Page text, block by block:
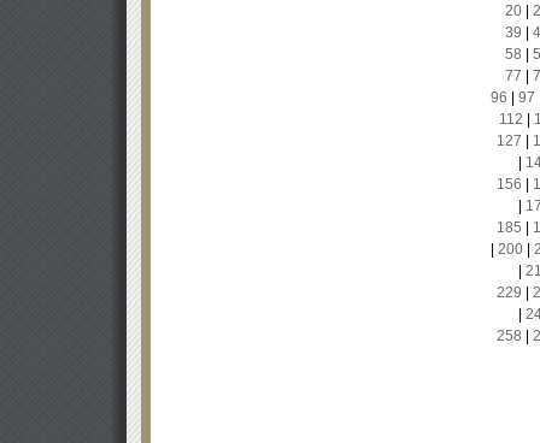
20|
39
58
77
96
97
112
127
156
185
200|
229
258